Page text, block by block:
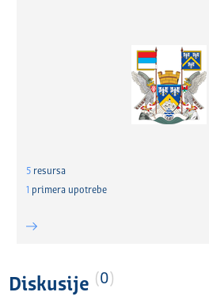
5 resursa
1 primera upotrebe
Diskusije 0